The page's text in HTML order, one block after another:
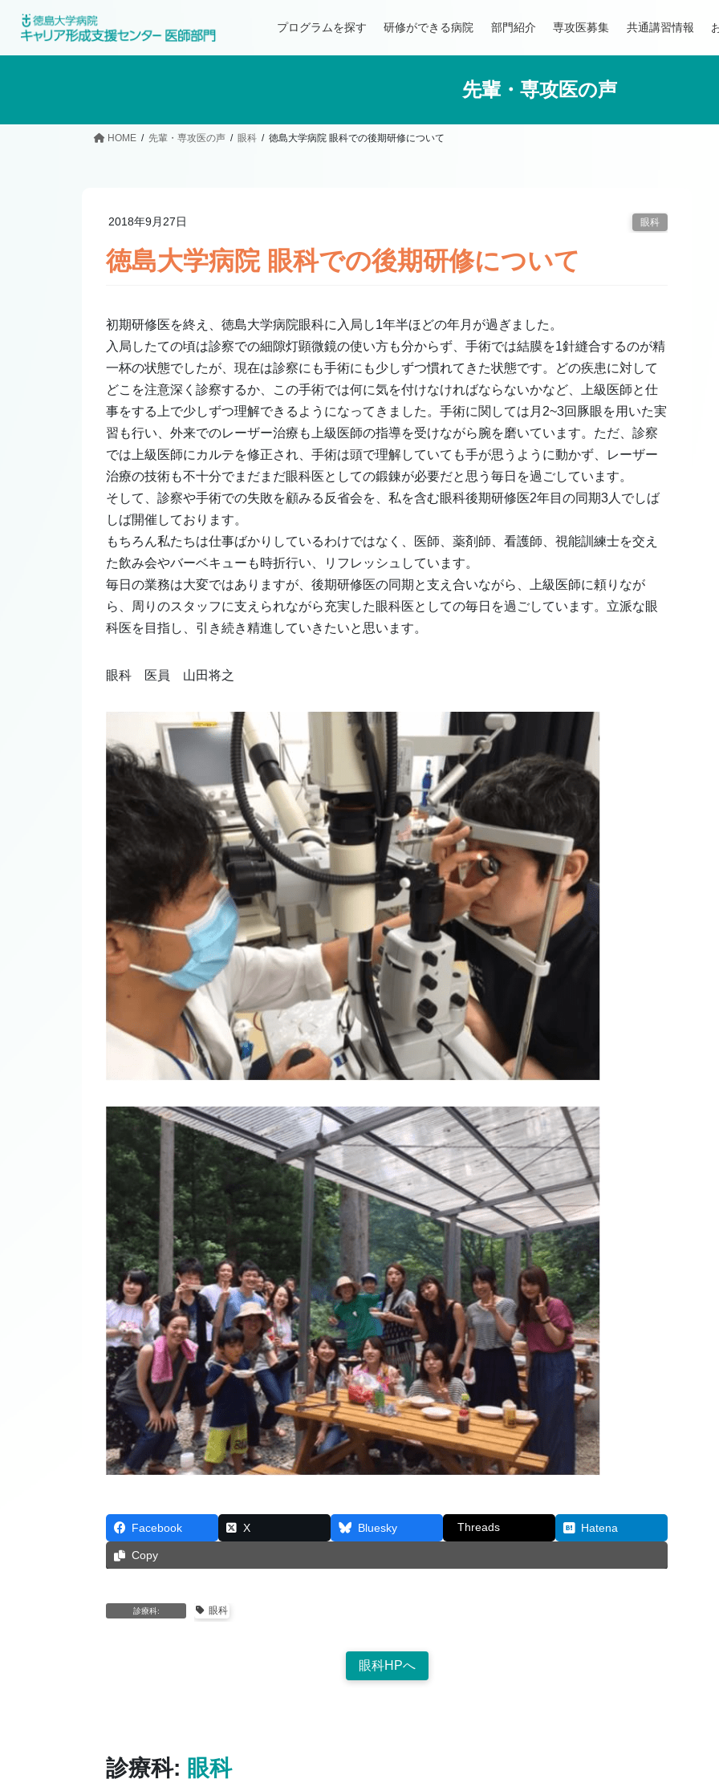
プログラムを探す 研修ができる病院 部門紹介 専攻医募集 共通講習情報
先輩・専攻医の声
HOME 先輩・専攻医の声 眼科 徳島大学病院 眼科での後期研修について
2018年9月27日 眼科
徳島大学病院 眼科での後期研修について
初期研修医を終え、徳島大学病院眼科に入局し1年半ほどの年月が過ぎました。
入局したての頃は診察での細隙灯顕微鏡の使い方も分からず、手術では結膜を1針縫合するのが精
一杯の状態でしたが、現在は診察にも手術にも少しずつ慣れてきた状態です。どの疾患に対して
どこを注意深く診察するか、この手術では何に気を付けなければならないかなど、上級医師と仕
事をする上で少しずつ理解できるようになってきました。手術に関しては月2~3回豚眼を用いた実
習も行い、外来でのレーザー治療も上級医師の指導を受けながら腕を磨いています。ただ、診察
では上級医師にカルテを修正され、手術は頭で理解していても手が思うように動かず、レーザー
治療の技術も不十分でまだまだ眼科医としての鍛錬が必要だと思う毎日を過ごしています。
そして、診察や手術での失敗を顧みる反省会を、私を含む眼科後期研修医2年目の同期3人でしば
しば開催しております。
もちろん私たちは仕事ばかりしているわけではなく、医師、薬剤師、看護師、視能訓練士を交え
た飲み会やバーベキューも時折行い、リフレッシュしています。
毎日の業務は大変ではありますが、後期研修医の同期と支え合いながら、上級医師に頼りなが
ら、周りのスタッフに支えられながら充実した眼科医としての毎日を過ごしています。立派な眼
科医を目指し、引き続き精進していきたいと思います。
眼科 医員 山田将之
Facebook X Bluesky Threads Hatena
Copy
診療科: 眼科
眼科HPへ
診療科: 眼科